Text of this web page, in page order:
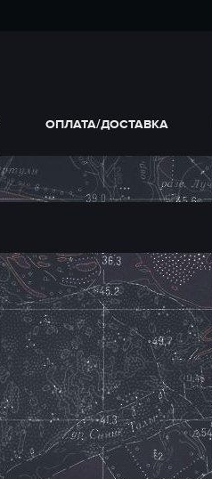
ОПЛАТА/ДОСТАВКА